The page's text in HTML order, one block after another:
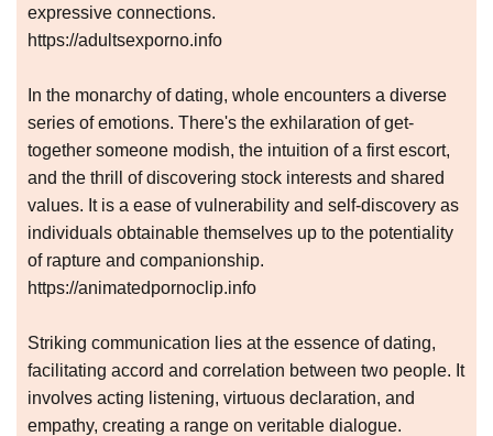
expressive connections.
https://adultsexporno.info
In the monarchy of dating, whole encounters a diverse
series of emotions. There's the exhilaration of get-
together someone modish, the intuition of a first escort,
and the thrill of discovering stock interests and shared
values. It is a ease of vulnerability and self-discovery as
individuals obtainable themselves up to the potentiality
of rapture and companionship.
https://animatedpornoclip.info
Striking communication lies at the essence of dating,
facilitating accord and correlation between two people. It
involves acting listening, virtuous declaration, and
empathy, creating a range on veritable dialogue.